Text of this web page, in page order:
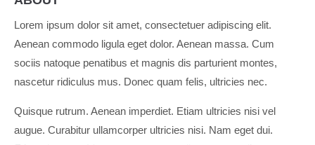
Lorem ipsum dolor sit amet, consectetuer adipiscing elit.
Aenean commodo ligula eget dolor. Aenean massa. Cum
sociis natoque penatibus et magnis dis parturient montes,
nascetur ridiculus mus. Donec quam felis, ultricies nec.
Quisque rutrum. Aenean imperdiet. Etiam ultricies nisi vel
augue. Curabitur ullamcorper ultricies nisi. Nam eget dui.